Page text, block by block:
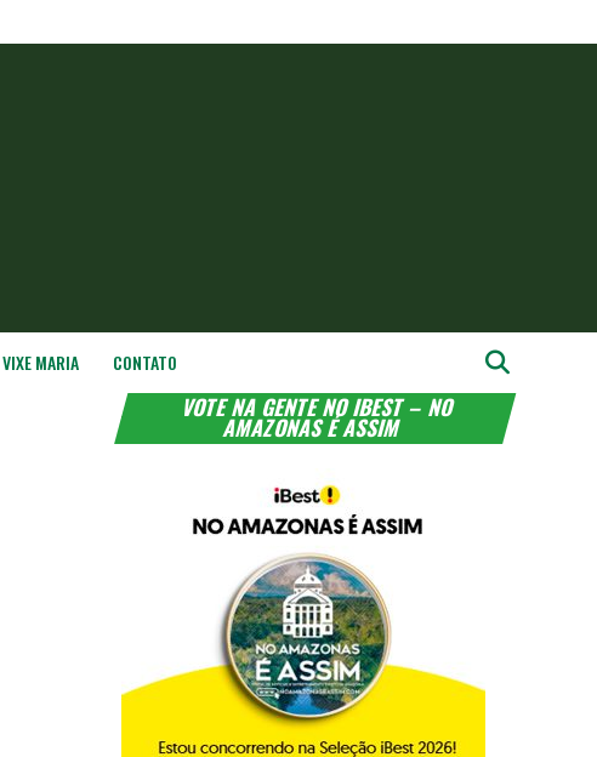
VIXE MARIA CONTATO
VOTE NA GENTE NO IBEST – NO
AMAZONAS É ASSIM